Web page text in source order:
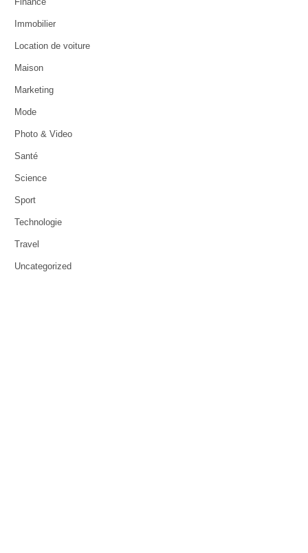
Immobilier
Location de voiture
Maison
Marketing
Mode
Photo & Video
Santé
Science
Sport
Technologie
Travel
Uncategorized